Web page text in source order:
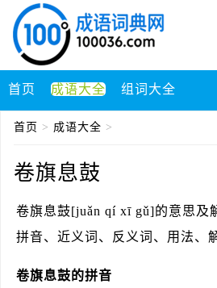
首页 成语大全 组词大全
首页 > 成语大全 >
卷旗息鼓
卷旗息鼓[juǎn qí xī gǔ]的意思及
拼音、近义词、反义词、用法、
卷旗息鼓的拼音